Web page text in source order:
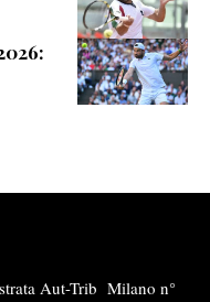
Aut-Trib Milano n°